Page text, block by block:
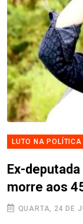
LUTO NA POLÍTICA
Ex-
morre aos
QUARTA, 24 DE